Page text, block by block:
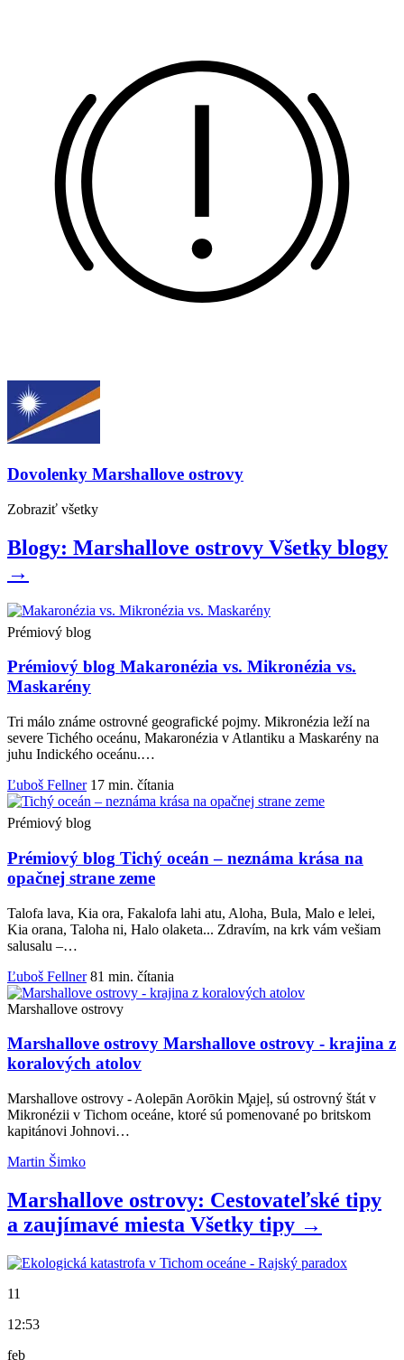
Dovolenky Marshallove ostrovy
Zobraziť všetky
Blogy: Marshallove ostrovy Všetky blogy
→
Prémiový blog
Prémiový blog Makaronézia vs. Mikronézia vs.
Maskarény
Tri málo známe ostrovné geografické pojmy. Mikronézia leží na
severe Tichého oceánu, Makaronézia v Atlantiku a Maskarény na
juhu Indického oceánu.…
Ľuboš Fellner 17 min. čítania
Prémiový blog
Prémiový blog Tichý oceán – neznáma krása na
opačnej strane zeme
Talofa lava, Kia ora, Fakalofa lahi atu, Aloha, Bula, Malo e lelei,
Kia orana, Taloha ni, Halo olaketa... Zdravím, na krk vám vešiam
salusalu –…
Ľuboš Fellner 81 min. čítania
Marshallove ostrovy
Marshallove ostrovy Marshallove ostrovy - krajina z
koralových atolov
Marshallove ostrovy - Aolepān Aorōkin M̧ajeļ, sú ostrovný štát v
Mikronézii v Tichom oceáne, ktoré sú pomenované po britskom
kapitánovi Johnovi…
Martin Šimko
Marshallove ostrovy: Cestovateľské tipy
a zaujímavé miesta Všetky tipy →
11
12:53
feb